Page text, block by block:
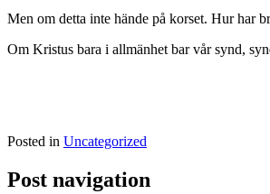
Men om detta inte hände på korset. Hur har
Om Kristus bara i allmänhet bar vår synd,
Posted in Uncategorized
Post navigation